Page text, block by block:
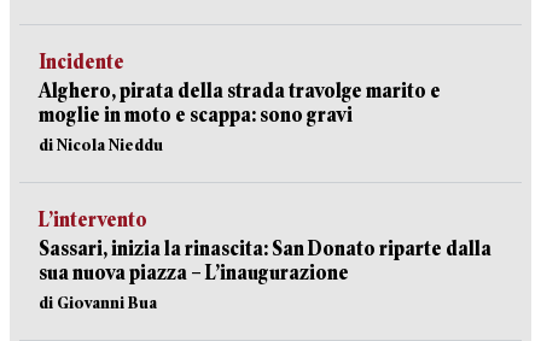
Incidente
Alghero, pirata della strada travolge marito e
moglie in moto e scappa: sono gravi
di Nicola Nieddu
L’intervento
Sassari, inizia la rinascita: San Donato riparte dalla
sua nuova piazza – L’inaugurazione
di Giovanni Bua